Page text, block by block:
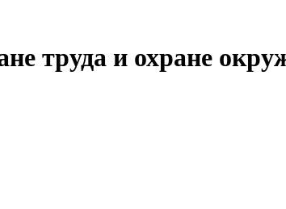
труда и охране